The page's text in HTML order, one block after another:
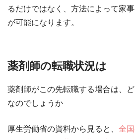
るだけではなく、方法によって家
が可能になります。
薬剤師の転職状況は
薬剤師がこの先転職する場合は、
なのでしょうか
厚生労働省の資料から見ると、 全